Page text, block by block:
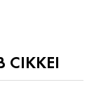
CIKKEI